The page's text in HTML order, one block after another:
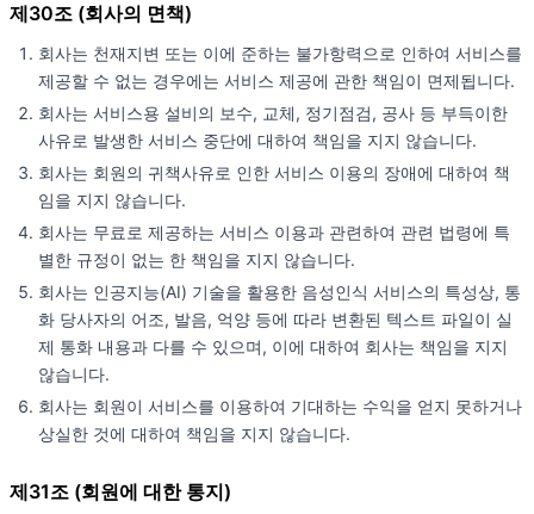
제30조 (회사의 면책)
회사는 천재지변 또는 이에 준하는 불가항력으로 인하여 서비스를
제공할 수 없는 경우에는 서비스 제공에 관한 책임이 면제됩니다.
회사는 서비스용 설비의 보수, 교체, 정기점검, 공사 등 부득이한
사유로 발생한 서비스 중단에 대하여 책임을 지지 않습니다.
회사는 회원의 귀책사유로 인한 서비스 이용의 장애에 대하여 책
임을 지지 않습니다.
회사는 무료로 제공하는 서비스 이용과 관련하여 관련 법령에 특
별한 규정이 없는 한 책임을 지지 않습니다.
회사는 인공지능(AI) 기술을 활용한 음성인식 서비스의 특성상, 통
화 당사자의 어조, 발음, 억양 등에 따라 변환된 텍스트 파일이 실
제 통화 내용과 다를 수 있으며, 이에 대하여 회사는 책임을 지지
않습니다.
회사는 회원이 서비스를 이용하여 기대하는 수익을 얻지 못하거나
상실한 것에 대하여 책임을 지지 않습니다.
제31조 (회원에 대한 통지)